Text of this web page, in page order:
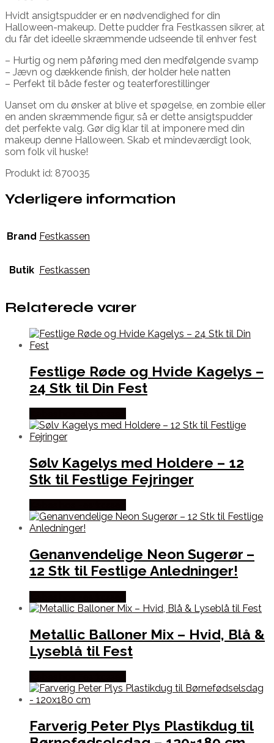
Hvidt ansigtspudder er en nødvendighed for din
Halloween-makeup. Dette pudder fra Festkassen sikrer, at
du får det ideelle skræmmende udseende til enhver fest
– Hurtig og nem påføring med den medfølgende svamp
– Jævn og dækkende finish, der holder hele natten
– Perfekt til både fester og teaterforestillinger
Uanset om du ønsker at blive et spøgelse, en zombie eller
en anden skræmmende figur, så er dette ansigtspudder
det perfekte valg. Gør dig klar til at imponere med din
makeup denne Halloween. Skab et mindeværdigt look,
som folk vil huske!
Produkt id: 870035
Yderligere information
Brand Festkassen
Butik Festkassen
Relaterede varer
Festlige Røde og Hvide Kagelys –
24 Stk til Din Fest
Sølv Kagelys med Holdere – 12
Stk til Festlige Fejringer
Genanvendelige Neon Sugerør –
12 Stk til Festlige Anledninger!
Metallic Balloner Mix – Hvid, Blå &
Lyseblå til Fest
Farverig Peter Plys Plastikdug til